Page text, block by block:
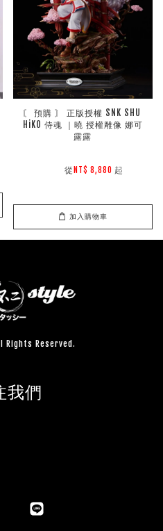
〘 預購 〙 正版授權 SNK SHU
HiKO 侍魂 ｜曉 授權雕像 娜可
露露
        從
NT$ 8,880 起
加入購物車
Rights Reserved.
我們